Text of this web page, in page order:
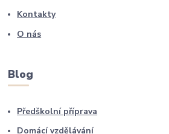
Kontakty
O nás
Blog
Předškolní příprava
Domácí vzdělávání